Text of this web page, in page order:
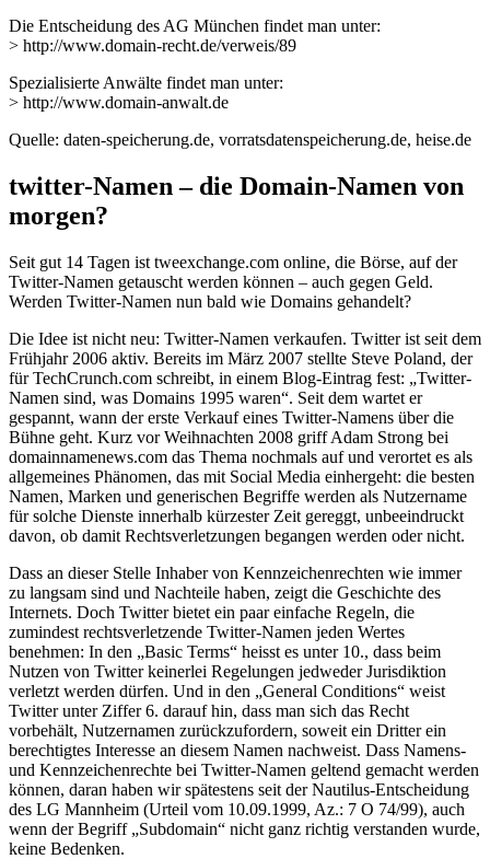
Die Entscheidung des AG München findet man unter:
> http://www.domain-recht.de/verweis/89
Spezialisierte Anwälte findet man unter:
> http://www.domain-anwalt.de
Quelle: daten-speicherung.de, vorratsdatenspeicherung.de, heise.de
twitter-Namen – die Domain-Namen von
morgen?
Seit gut 14 Tagen ist tweexchange.com online, die Börse, auf der
Twitter-Namen getauscht werden können – auch gegen Geld.
Werden Twitter-Namen nun bald wie Domains gehandelt?
Die Idee ist nicht neu: Twitter-Namen verkaufen. Twitter ist seit dem
Frühjahr 2006 aktiv. Bereits im März 2007 stellte Steve Poland, der
für TechCrunch.com schreibt, in einem Blog-Eintrag fest: „Twitter-
Namen sind, was Domains 1995 waren“. Seit dem wartet er
gespannt, wann der erste Verkauf eines Twitter-Namens über die
Bühne geht. Kurz vor Weihnachten 2008 griff Adam Strong bei
domainnamenews.com das Thema nochmals auf und verortet es als
allgemeines Phänomen, das mit Social Media einhergeht: die besten
Namen, Marken und generischen Begriffe werden als Nutzername
für solche Dienste innerhalb kürzester Zeit gereggt, unbeeindruckt
davon, ob damit Rechtsverletzungen begangen werden oder nicht.
Dass an dieser Stelle Inhaber von Kennzeichenrechten wie immer
zu langsam sind und Nachteile haben, zeigt die Geschichte des
Internets. Doch Twitter bietet ein paar einfache Regeln, die
zumindest rechtsverletzende Twitter-Namen jeden Wertes
benehmen: In den „Basic Terms“ heisst es unter 10., dass beim
Nutzen von Twitter keinerlei Regelungen jedweder Jurisdiktion
verletzt werden dürfen. Und in den „General Conditions“ weist
Twitter unter Ziffer 6. darauf hin, dass man sich das Recht
vorbehält, Nutzernamen zurückzufordern, soweit ein Dritter ein
berechtigtes Interesse an diesem Namen nachweist. Dass Namens-
und Kennzeichenrechte bei Twitter-Namen geltend gemacht werden
können, daran haben wir spätestens seit der Nautilus-Entscheidung
des LG Mannheim (Urteil vom 10.09.1999, Az.: 7 O 74/99), auch
wenn der Begriff „Subdomain“ nicht ganz richtig verstanden wurde,
keine Bedenken.